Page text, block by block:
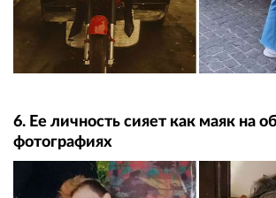
6. Ее личность сияет как маяк на
фотографиях